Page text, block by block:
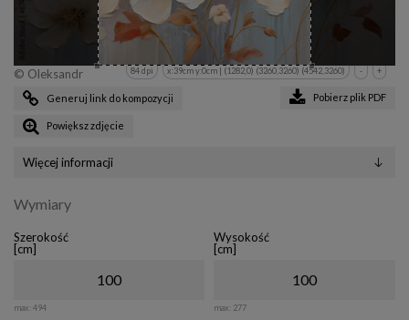
+
-
x:39cm y:0cm | (1282,0) (3260,3260) (4542,3260)
84 dpi
© Oleksandr
Generuj link do kompozycji Pobierz plik PDF
Powiększ zdjęcie
Więcej informacji
Wymiary
Szerokość
[cm]
max: 494
Wysokość
[cm]
max: 277